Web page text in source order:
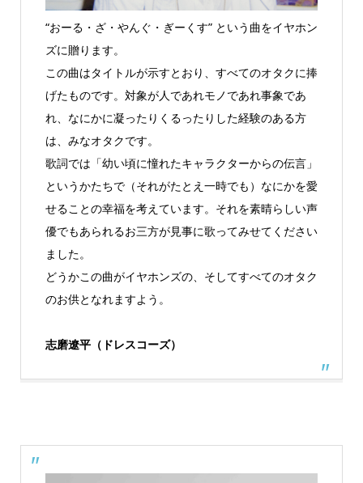
“おーる・ざ・やんぐ・ぎーくす” という曲をイヤホン
ズに贈ります。
この曲はタイトルが示すとおり、すべてのオタクに捧
げたものです。対象が人であれモノであれ事象であ
れ、なにかに凝ったりくるったりした経験のある方
は、みなオタクです。
歌詞では「幼い頃に憧れたキャラクターからの伝言」
というかたちで（それがたとえ一時でも）なにかを愛
せることの幸福を考えています。それを素晴らしい声
優でもあられるお三方が見事に歌ってみせてください
ました。
どうかこの曲がイヤホンズの、そしてすべてのオタク
のお供となれますよう。
志磨遼平（ドレスコーズ）